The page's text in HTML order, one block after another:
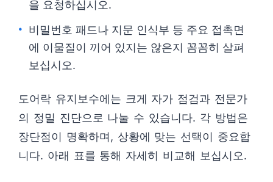
을 요청하십시오.
비밀번호 패드나 지문 인식부 등 주요 접촉면
에 이물질이 끼어 있지는 않은지 꼼꼼히 살펴
보십시오.
도어락 유지보수에는 크게 자가 점검과 전문가
의 정밀 진단으로 나눌 수 있습니다. 각 방법은
장단점이 명확하며, 상황에 맞는 선택이 중요합
니다. 아래 표를 통해 자세히 비교해 보십시오.